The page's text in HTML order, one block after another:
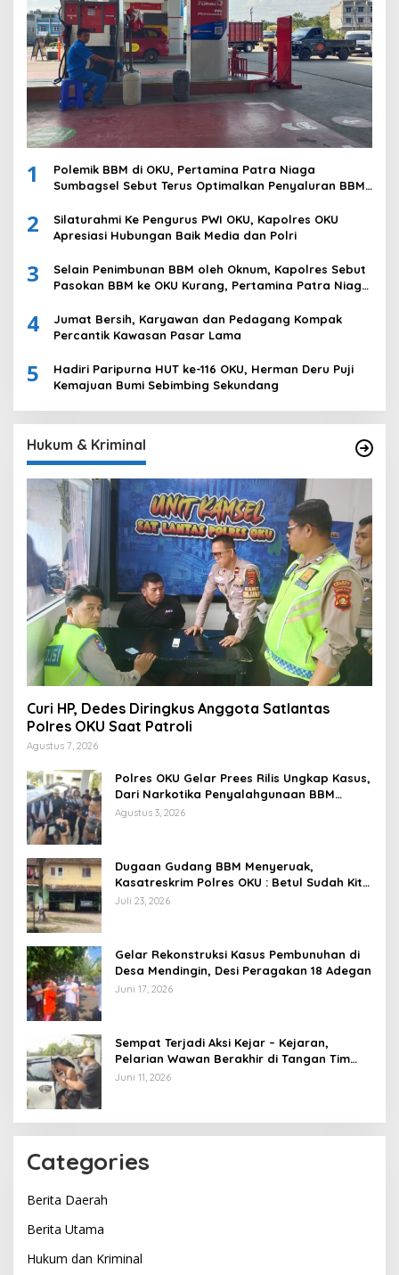
1
Polemik BBM di OKU, Pertamina Patra Niaga
Sumbagsel Sebut Terus Optimalkan Penyaluran BBM
Komering Ulu
2
Silaturahmi Ke Pengurus PWI OKU, Kapolres OKU
Apresiasi Hubungan Baik Media dan Polri
3
Selain Penimbunan BBM oleh Oknum, Kapolres Sebut
Pasokan BBM ke OKU Kurang, Pertamina Patra Niaga
4
Jumat Bersih, Karyawan dan Pedagang Kompak
Percantik Kawasan Pasar Lama
5
Hadiri Paripurna HUT ke-116 OKU, Herman Deru Puji
Kemajuan Bumi Sebimbing Sekundang
Hukum & Kriminal
Curi HP, Dedes Diringkus Anggota Satlantas
Polres OKU Saat Patroli
Agustus 7, 2026
Polres OKU Gelar Prees Rilis Ungkap Kasus,
Dari Narkotika Penyalahgunaan BBM
Hingga Kasus Korupsi
Agustus 3, 2026
Dugaan Gudang BBM Menyeruak,
Kasatreskrim Polres OKU : Betul Sudah Kita
Pasang Police Line
Juli 23, 2026
Gelar Rekonstruksi Kasus Pembunuhan di
Desa Mendingin, Desi Peragakan 18 Adegan
Juni 17, 2026
Sempat Terjadi Aksi Kejar – Kejaran,
Pelarian Wawan Berakhir di Tangan Tim
Opsnal Polsek Lubuk Batang, Kaki
Juni 11, 2026
Categories
Berita Daerah
Berita Utama
Hukum dan Kriminal